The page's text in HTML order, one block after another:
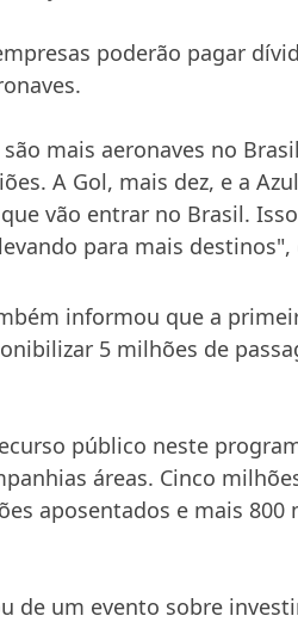
poderão pagar
mais aeronaves no
A Gol, mais dez, e a
vão entrar no Brasil.
para mais
informou que a
5 milhões de
público neste
áreas. Cinco
aposentados e mais 800
de um evento sobre